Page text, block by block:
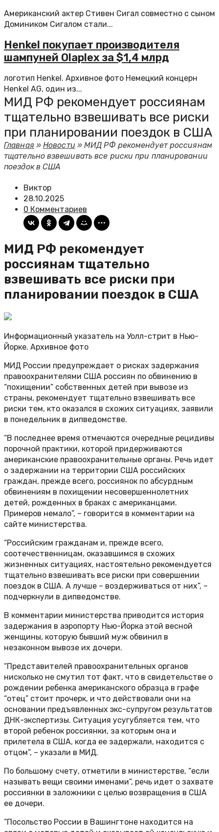
Американский актер Стивен Сигал совместно с сыном
Домиником Сигалом стали...
Henkel покупает производителя
шампуней Olaplex за $1,4 млрд
логотип Henkel. Архивное фото Немецкий концерн
Henkel AG, один из...
МИД РФ рекомендует россиянам
тщательно взвешивать все риски
при планировании поездок в США
Главная»Новости »МИД РФ рекомендует россиянам
тщательно взвешивать все риски при планировании
поездок в США
Виктор
28.10.2025
0 Комментариев
МИД РФ рекомендует
россиянам тщательно
взвешивать все риски при
планировании поездок в США
Информационный указатель на Уолл-стрит в Нью-
Йорке. Архивное фото
МИД России предупреждает о рисках задержания
правоохранителями США россиян по обвинению в
“похищении” собственных детей при вывозе из
страны, рекомендует тщательно взвешивать все
риски тем, кто оказался в схожих ситуациях, заявили
в понедельник в дипведомстве.
“В последнее время отмечаются очередные рецидивы
порочной практики, которой придерживаются
американские правоохранительные органы. Речь идет
о задержании на территории США российских
граждан, прежде всего, россиянок по абсурдным
обвинениям в похищении несовершеннолетних
детей, рожденных в браках с американцами.
Примеров немало”, – говорится в комментарии на
сайте министерства.
“Российским гражданам и, прежде всего,
соотечественницам, оказавшимся в схожих
жизненных ситуациях, настоятельно рекомендуется
тщательно взвешивать все риски при совершении
поездок в США. А лучше – воздерживаться от них”, –
подчеркнули в дипведомстве.
В комментарии министерства приводится история
задержания в аэропорту Нью-Йорка этой весной
женщины, которую бывший муж обвинил в
незаконном вывозе их дочери.
“Представителей правоохранительных органов
нисколько не смутил тот факт, что в свидетельстве о
рождении ребенка американского образца в графе
“отец” стоит прочерк, и что действовали они на
основании предъявленных экс-супругом результатов
ДНК-экспертизы. Ситуация усугубляется тем, что
второй ребенок россиянки, за которым она и
прилетела в США, когда ее задержали, находится с
отцом”, – указали в МИД.
По большому счету, отметили в министерстве, “если
называть вещи своими именами”, речь идет о захвате
россиянки в заложники с целью возвращения в США
ее дочери.
“Посольство России в Вашингтоне находится на